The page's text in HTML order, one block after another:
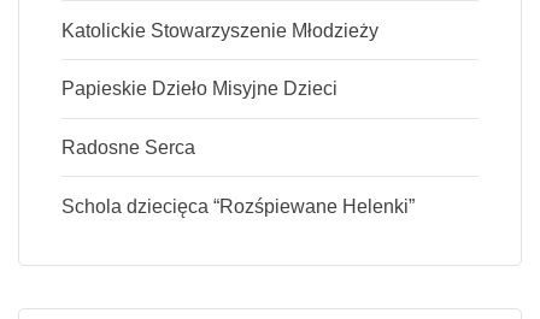
Katolickie Stowarzyszenie Młodzieży
Papieskie Dzieło Misyjne Dzieci
Radosne Serca
Schola dziecięca “Rozśpiewane Helenki”